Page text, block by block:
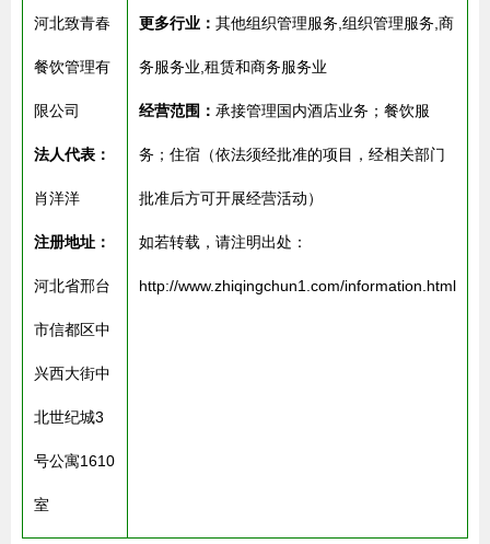
河北致青春
餐饮管理有
限公司
法人代表：
肖洋洋
注册地址：
河北省邢台
市信都区中
兴西大街中
北世纪城3
号公寓1610
室
更多行业： 其他组织管理服务,组织管理服务,商
务服务业,租赁和商务服务业
经营范围： 承接管理国内酒店业务；餐饮服
务；住宿（依法须经批准的项目，经相关部门
批准后方可开展经营活动）
如若转载，请注明出处：
http://www.zhiqingchun1.com/information.html